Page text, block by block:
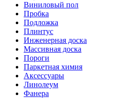
Виниловый пол
Пробка
Подложка
Плинтус
Инженерная доска
Массивная доска
Пороги
Паркетная химия
Аксессуары
Линолеум
Фанера